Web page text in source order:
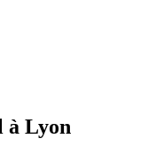
à Lyon